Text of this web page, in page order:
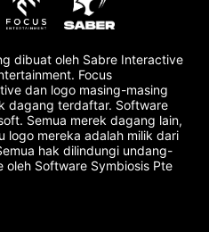
dibuat oleh Sabre Interactive
Focus
dan logo masing-masing
dagang terdaftar. Software
Semua merek dagang lain,
logo mereka adalah milik dari
hak dilindungi undang-
oleh Software Symbiosis Pte